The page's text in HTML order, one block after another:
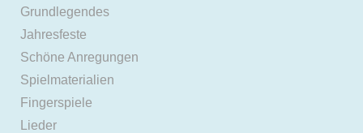
Grundlegendes
Jahresfeste
Schöne Anregungen
Spielmaterialien
Fingerspiele
Lieder